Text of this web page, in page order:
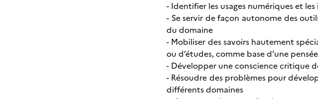
- Identifier les usages numériques et
- Se servir de façon autonome des
du domaine
- Mobiliser des savoirs hautement
ou d’études, comme base d’une
- Développer une conscience critique
- Résoudre des problèmes pour
différents domaines